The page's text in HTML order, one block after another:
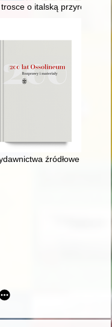
Virtuti Militari : Widanka
o italską przyrodę :
T. 29,źródłowe XIX i
jako element biografii